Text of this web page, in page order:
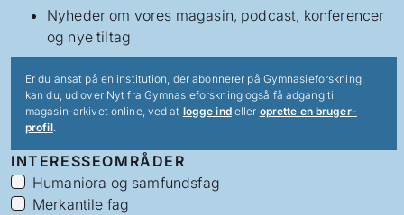
Nyheder om vores magasin, podcast, konferencer
og nye tiltag
Er du ansat på en institution, der abonnerer på Gymnasieforskning,
kan du, ud over Nyt fra Gymnasieforskning også få adgang til
magasin-arkivet online, ved at logge indeller oprette en bruger-
profil.
INTERESSEOMRÅDER
Humaniora og samfundsfag
Merkantile fag